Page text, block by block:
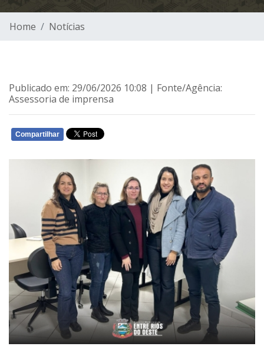
Home Notícias
Publicado em: 29/06/2026 10:08 | Fonte/Agência:
Assessoria de imprensa
Compartilhar